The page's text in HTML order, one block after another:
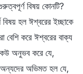
বিষয় কোনটি?
হল ঈশ্বরের ইচ্ছাকে
করে ঈশ্বরের বাক্য
অনুভব করে যে,
অন্যদের অভিমত হল যে,